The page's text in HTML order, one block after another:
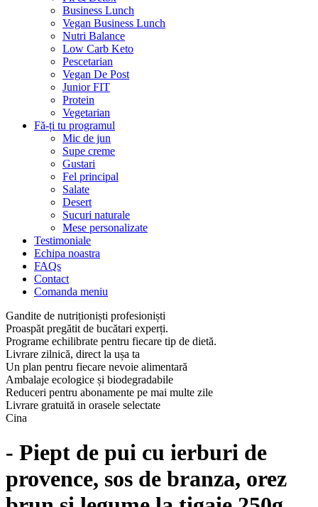
Business Lunch
Vegan Business Lunch
Nutri Balance
Low Carb Keto
Pescetarian
Vegan De Post
Junior FIT
Protein
Vegetarian
Fă-ți tu programul
Mic de jun
Supe creme
Gustari
Fel principal
Salate
Desert
Sucuri naturale
Mese personalizate
Testimoniale
Echipa noastra
FAQs
Contact
Comanda meniu
Gandite de nutriționiști profesioniști
Proaspăt pregătit de bucătari experți.
Programe echilibrate pentru fiecare tip de dietă.
Livrare zilnică, direct la ușa ta
Un plan pentru fiecare nevoie alimentară
Ambalaje ecologice și biodegradabile
Reduceri pentru abonamente pe mai multe zile
Livrare gratuită in orasele selectate
Cina
- Piept de pui cu ierburi de
provence, sos de branza, orez